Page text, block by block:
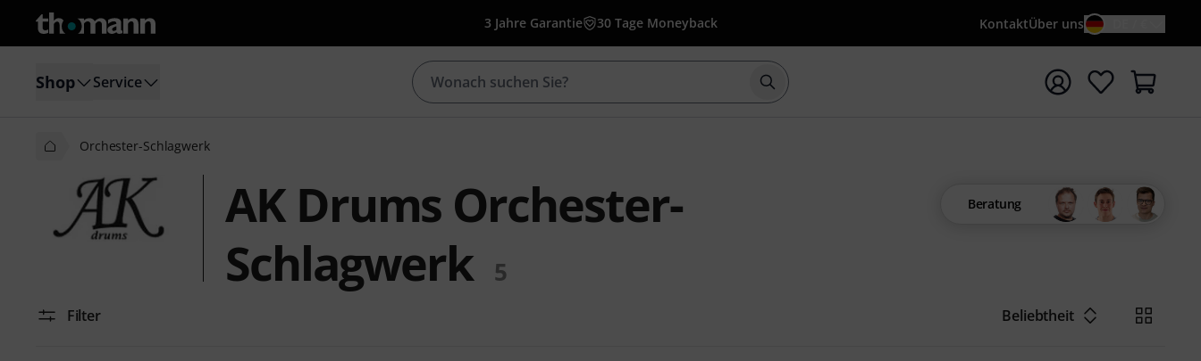
3 Jahre Garantie 30 Tage Moneyback KontaktÜber uns
Shop Service Suche mit Suchwort {searchTerm} starten
Orchester-Schlagwerk
AK Drums Orchester-
Schlagwerk
5
Beratung
Filter Beliebtheit